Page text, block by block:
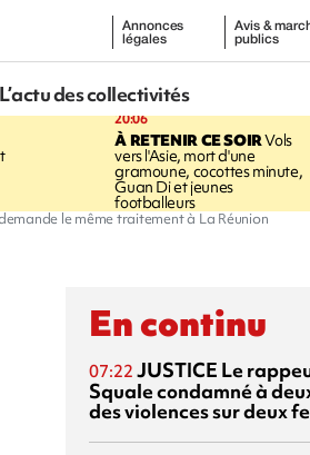
Annonces
légales
Avis &
publics
L’actu des collectivités
20:06
À RETENIR CE SOIRVols
vers l'Asie, mort d'une
gramoune, cocottes minute,
Guan Di et jeunes
footballeurs
le même traitement à La Réunion
En continu
07:22 JUSTICE Le
Squale condamné à
des violences sur deux